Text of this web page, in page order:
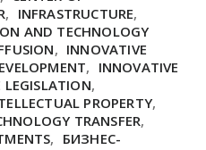
, INFRASTRUCTURE,
AND TECHNOLOGY
, INNOVATIVE
, INNOVATIVE
,
PROPERTY,
TRANSFER,
, БИЗНЕС-